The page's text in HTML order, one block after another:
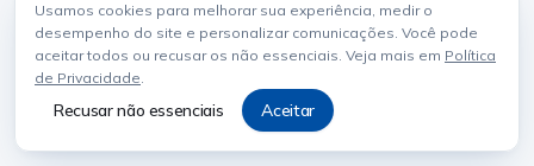
Usamos cookies para melhorar sua experiência, medir o
desempenho do site e personalizar comunicações. Você pode
aceitar todos ou recusar os não essenciais. Veja mais em Política
de Privacidade.
Recusar não essenciais Aceitar